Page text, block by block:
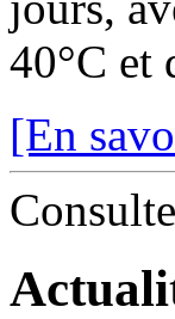
40°C et
[En